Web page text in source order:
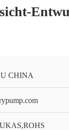
CHINA